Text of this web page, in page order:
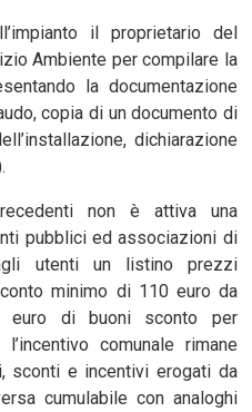
il proprietario del
Ambiente per compilare la
la documentazione
copia di un documento di
dichiarazione
non è attiva una
pubblici ed associazioni di
utenti un listino prezzi
minimo di 110 euro da
euro di buoni sconto per
comunale rimane
sconti e incentivi erogati da
cumulabile con analoghi